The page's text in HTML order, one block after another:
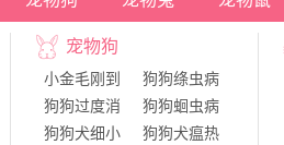
宠物狗
小金毛刚到
狗狗绦虫病
狗狗过度消
狗狗蛔虫病
狗狗犬细小
狗狗犬瘟热